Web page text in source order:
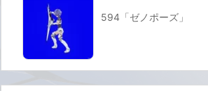
594「ゼノポーズ」